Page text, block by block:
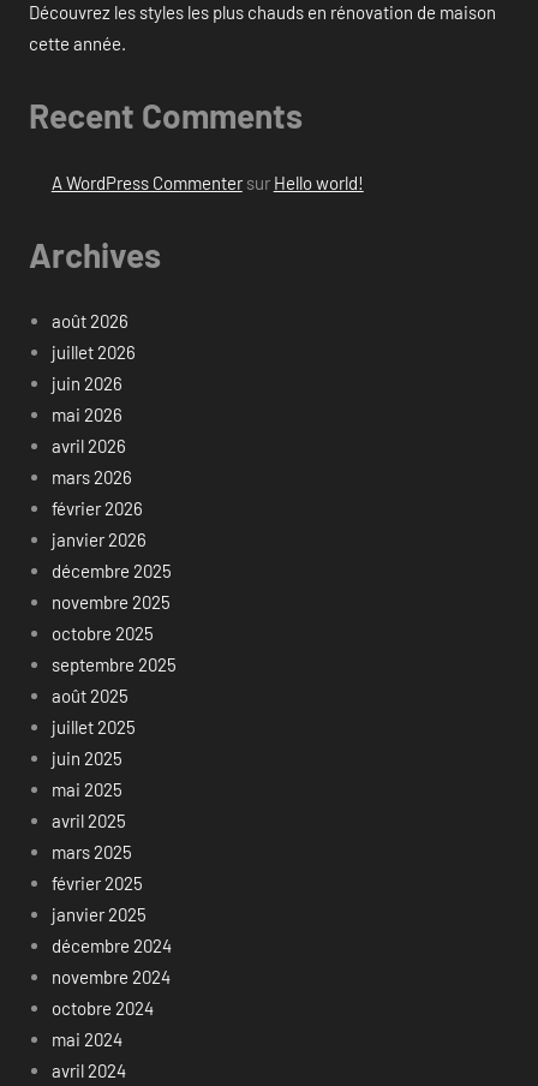
Découvrez les styles les plus chauds en rénovation de maison
cette année.
Recent Comments
A WordPress Commentersur Hello world!
Archives
août 2026
juillet 2026
juin 2026
mai 2026
avril 2026
mars 2026
février 2026
janvier 2026
décembre 2025
novembre 2025
octobre 2025
septembre 2025
août 2025
juillet 2025
juin 2025
mai 2025
avril 2025
mars 2025
février 2025
janvier 2025
décembre 2024
novembre 2024
octobre 2024
mai 2024
avril 2024